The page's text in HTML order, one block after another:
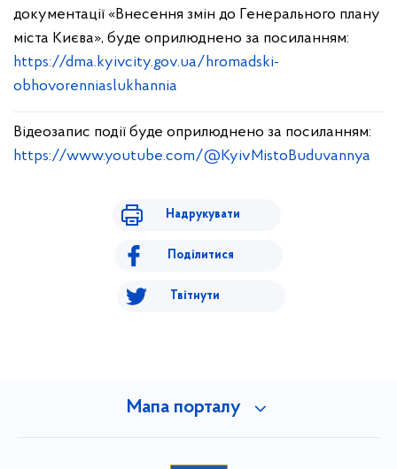
документації «Внесення змін до Генерального плану
міста Києва», буде оприлюднено за посиланням:
https://dma.kyivcity.gov.ua/hromadski-
obhovorenniaslukhannia
Відеозапис події буде оприлюднено за посиланням:
https://www.youtube.com/@KyivMistoBuduvannya
Надрукувати
Поділитися
Твітнути
Мапа порталу